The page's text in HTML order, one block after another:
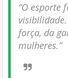
“O esporte
força, da
mulheres.”